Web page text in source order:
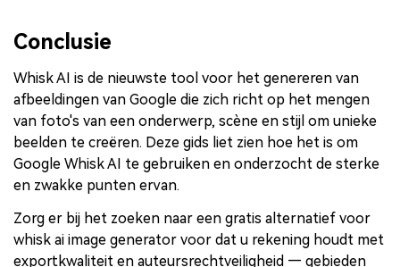
Conclusie
Whisk AI is de nieuwste tool voor het genereren van
afbeeldingen van Google die zich richt op het mengen
van foto's van een onderwerp, scène en stijl om unieke
beelden te creëren. Deze gids liet zien hoe het is om
Google Whisk AI te gebruiken en onderzocht de sterke
en zwakke punten ervan.
Zorg er bij het zoeken naar een gratis alternatief voor
whisk ai image generator voor dat u rekening houdt met
exportkwaliteit en auteursrechtveiligheid — gebieden